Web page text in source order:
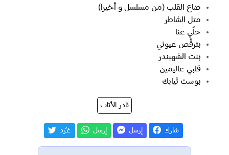
ضاع القلب (من مسلسل و أخيرا)
متل الشاطر
حلّي عنا
بترقّص عيوني
بنت الشهبندر
قلبي عاليمين
بوست ثيابك
نادر الأتات
شارك إرسل إرسل غـّرد